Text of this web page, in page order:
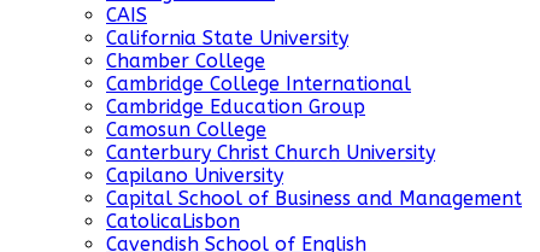
CAIS
California State University
Chamber College
Cambridge College International
Cambridge Education Group
Camosun College
Canterbury Christ Church University
Capilano University
Capital School of Business and Management
CatolicaLisbon
Cavendish School of English